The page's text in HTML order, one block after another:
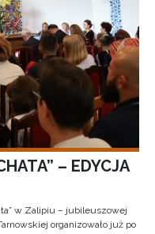
– EDYCJA
w Zalipiu – jubileuszowej
organizowało już po